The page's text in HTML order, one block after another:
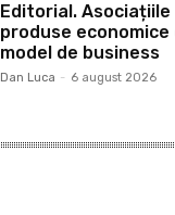
Editorial. Asociațiile
produse
model de business
Dan Luca - 6 august 2026